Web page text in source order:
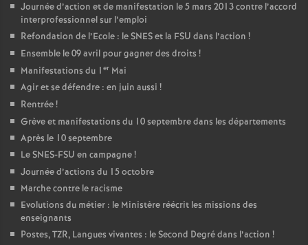
Journée d’action et de manifestation le 5 mars 2013 contre l’accord
interprofessionnel sur l’emploi
Refondation de l’Ecole : le SNES et la FSU dans l’action !
Ensemble le 09 avril pour gagner des droits !
Manifestations du 1 er Mai
Agir et se défendre : en juin aussi !
Rentrée!
Grève et manifestations du 10 septembre dans les départements
Après le 10 septembre
Le SNES-FSU en campagne!
Journée d’actions du 15 octobre
Marche contre le racisme
Evolutions du métier : le Ministère réécrit les missions des
enseignants
Postes, TZR, Langues vivantes : le Second Degré dans l’action !